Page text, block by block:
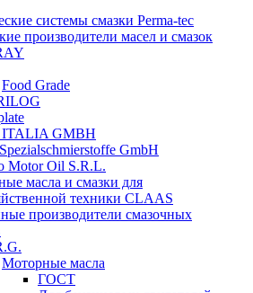
системы смазки Perma-tec
производители масел и смазок
Food Grade
GMBH
GmbH
Motor Oil S.R.L.
масла и смазки для
техники CLAAS
производители смазочных
Моторные масла
ГОСТ